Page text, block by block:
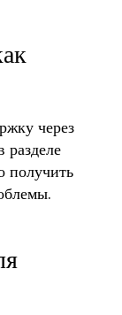
через
получить